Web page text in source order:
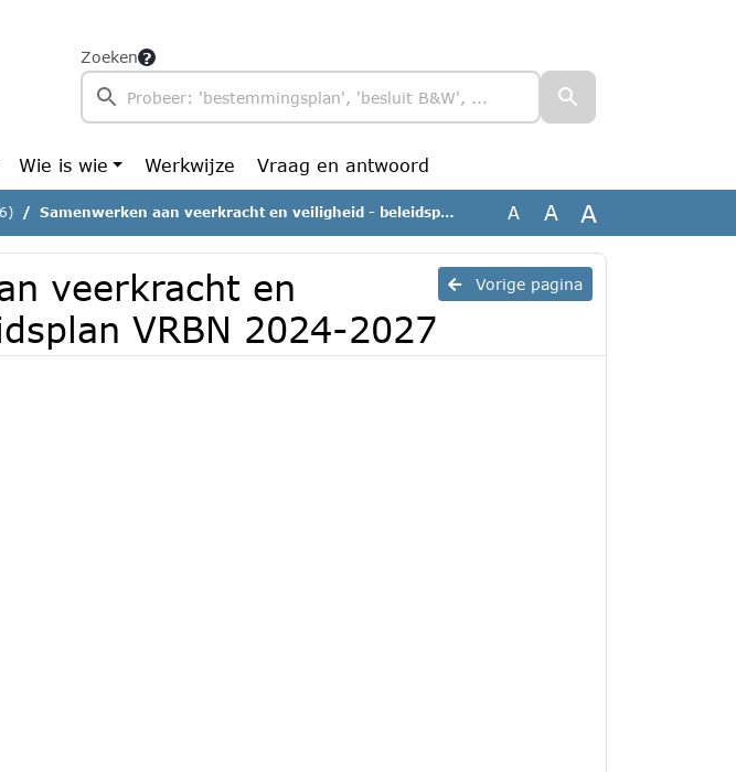
Zoeken
Wie is wie Werkwijze Vraag en antwoord
Samenwerken aan veerkracht en veiligheid - beleidsplan VRBN 2024-2027 A A A
Vorige pagina
veerkracht en
VRBN 2024-2027